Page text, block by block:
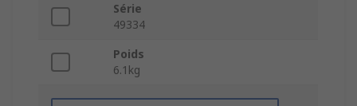
Série
49334
Poids
6.1kg